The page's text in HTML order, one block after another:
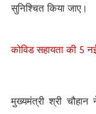
सुनिश्चित किया जाए।
कोविड सहायता की 5
मुख्यमंत्री श्री